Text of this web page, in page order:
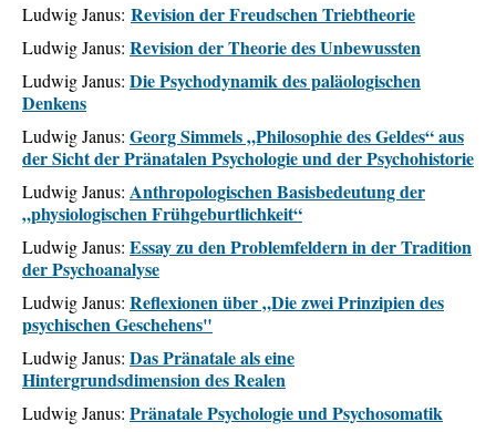
Ludwig Janus: Revision der Freudschen Triebtheorie
Ludwig Janus: Revision der Theorie des Unbewussten
Ludwig Janus: Die Psychodynamik des paläologischen
Denkens
Ludwig Janus: Georg Simmels „Philosophie des Geldes“ aus
der Sicht der Pränatalen Psychologie und der Psychohistorie
Ludwig Janus: Anthropologischen Basisbedeutung der
„physiologischen Frühgeburtlichkeit“
Ludwig Janus: Essay zu den Problemfeldern in der Tradition
der Psychoanalyse
Ludwig Janus: Reflexionen über „Die zwei Prinzipien des
psychischen Geschehens"
Ludwig Janus: Das Pränatale als eine
Hintergrundsdimension des Realen
Ludwig Janus: Pränatale Psychologie und Psychosomatik